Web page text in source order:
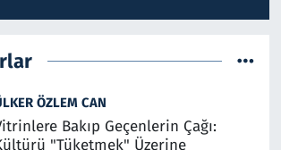
ÖZLEM CAN
Bakıp Geçenlerin Çağı:
"Tüketmek" Üzerine